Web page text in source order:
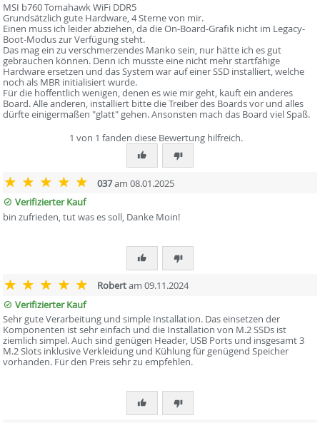
MSI b760 Tomahawk WiFi DDR5
Grundsätzlich gute Hardware, 4 Sterne von mir.
Einen muss ich leider abziehen, da die On-Board-Grafik nicht im Legacy-
Boot-Modus zur Verfügung steht.
Das mag ein zu verschmerzendes Manko sein, nur hätte ich es gut
gebrauchen können. Denn ich musste eine nicht mehr startfähige
Hardware ersetzen und das System war auf einer SSD installiert, welche
noch als MBR initialisiert wurde.
Für die hoffentlich wenigen, denen es wie mir geht, kauft ein anderes
Board. Alle anderen, installiert bitte die Treiber des Boards vor und alles
dürfte einigermaßen "glatt" gehen. Ansonsten mach das Board viel Spaß.
1 von 1 fanden diese Bewertung hilfreich.
037am 08.01.2025
Verifizierter Kauf
bin zufrieden, tut was es soll, Danke Moin!
Robertam 09.11.2024
Verifizierter Kauf
Sehr gute Verarbeitung und simple Installation. Das einsetzen der
Komponenten ist sehr einfach und die Installation von M.2 SSDs ist
ziemlich simpel. Auch sind genügen Header, USB Ports und insgesamt 3
M.2 Slots inklusive Verkleidung und Kühlung für genügend Speicher
vorhanden. Für den Preis sehr zu empfehlen.